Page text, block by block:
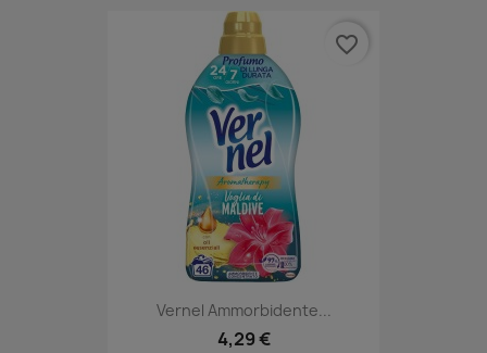
Vernel Ammorbidente...
4,29 €
favorite_border